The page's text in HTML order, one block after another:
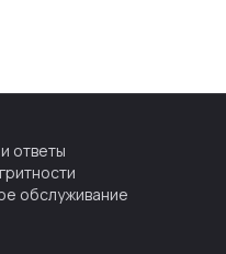
ответы
обслуживание